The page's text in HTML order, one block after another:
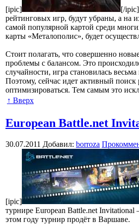
[ipic]
[/
рейтинговых игр, будут убраны, а на
самой популярной картой среди
карты «Металополис», будет
Стоит полагать, что совершенно
проблемы с балансом. Это
случайности, игра становилась
Поэтому, сейчас идет активный
оптимизироваться. Тем самым это
↑ Вверх
European Battle.net
30.07.2011 Добавил: borroza
[ipic]
турнире European Battle.net
этом году турнир продёт в Варшаве.